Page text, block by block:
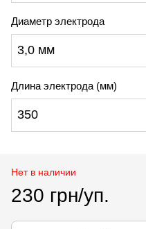
Диаметр электрода
3,0 мм
Длина электрода (мм)
350
Нет в наличии
230 грн/уп.